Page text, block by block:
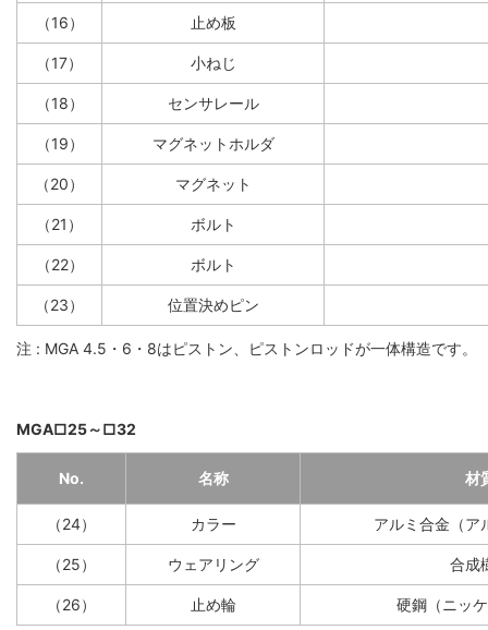
（16） 止め板
（17） 小ねじ
（18） センサレール
（19） マグネットホルダ
（20） マグネット
（21） ボルト
（22） ボルト
（23） 位置決めピン
注 : MGA 4.5・6・8はピストン、ピストンロッドが一体構造です。
MGA□25～□32
No. 名称 材
（24） カラー アルミ合金（ア
（25） ウェアリング 合成
（26） 止め輪 硬鋼（ニッ